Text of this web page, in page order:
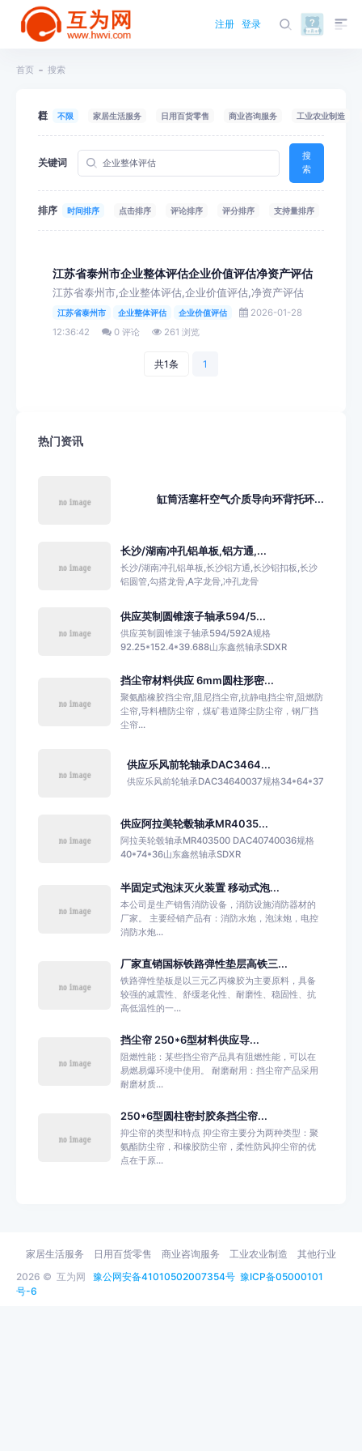
注册 登录
首页 搜索
栏目 不限 家居生活服务 日用百货零售 商业咨询服务 工业农业制造
关键词
搜
索
排序 时间排序 点击排序 评论排序 评分排序 支持量排序
江苏省泰州市企业整体评估企业价值评估净资产评估
江苏省泰州市,企业整体评估,企业价值评估,净资产评估
江苏省泰州市 企业整体评估 企业价值评估
2026-01-28
12:36:42
0 评论 261 浏览
共1条 1
热门资讯
缸筒活塞杆空气介质导向环背托环...
长沙/湖南冲孔铝单板,铝方通,...
长沙/湖南冲孔铝单板,长沙铝方通,长沙铝扣板,长沙
铝圆管,勾搭龙骨,A字龙骨,冲孔龙骨
供应英制圆锥滚子轴承594/5...
供应英制圆锥滚子轴承594/592A规格
92.25*152.4*39.688山东鑫然轴承SDXR
挡尘帘材料供应 6mm圆柱形密...
聚氨酯橡胶挡尘帘,阻尼挡尘帘,抗静电挡尘帘,阻燃防
尘帘,导料槽防尘帘，煤矿巷道降尘防尘帘，钢厂挡
尘帘...
供应乐风前轮轴承DAC3464...
供应乐风前轮轴承DAC34640037规格34*64*37
供应阿拉美轮毂轴承MR4035...
阿拉美轮毂轴承MR403500 DAC40740036规格
40*74*36山东鑫然轴承SDXR
半固定式泡沫灭火装置 移动式泡...
本公司是生产销售消防设备，消防设施消防器材的
厂家。 主要经销产品有：消防水炮，泡沫炮，电控
消防水炮...
厂家直销国标铁路弹性垫层高铁三...
铁路弹性垫板是以三元乙丙橡胶为主要原料，具备
较强的减震性、舒缓老化性、耐磨性、稳固性、抗
高低温性的一...
挡尘帘 250*6型材料供应导...
阻燃性能：某些挡尘帘产品具有阻燃性能，可以在
易燃易爆环境中使用。 耐磨耐用：挡尘帘产品采用
耐磨材质...
250*6型圆柱密封胶条挡尘帘...
抑尘帘的类型和特点 抑尘帘主要分为两种类型：聚
氨酯防尘帘，和橡胶防尘帘，柔性防风抑尘帘的优
点在于原...
2026 © 互为网 豫公网安备41010502007354号 豫ICP备05000101
号-6
家居生活服务 日用百货零售 商业咨询服务 工业农业制造 其他行业